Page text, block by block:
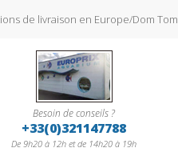
de livraison en Europe/Dom Tom
Besoin de conseils ?
+33(0)321147788
De 9h20 à 12h et de 14h20 à 19h